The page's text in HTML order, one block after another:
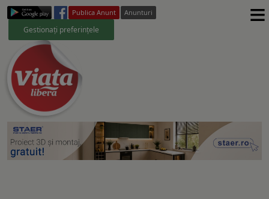
Publica Anunt Anunturi
Gestionați preferințele ≡